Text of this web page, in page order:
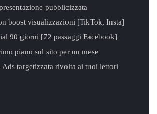
pubblicizzata
boost visualizzazioni [TikTok, Insta]
90 giorni [72 passaggi Facebook]
piano sul sito per un mese
Ads targetizzata rivolta ai tuoi lettori